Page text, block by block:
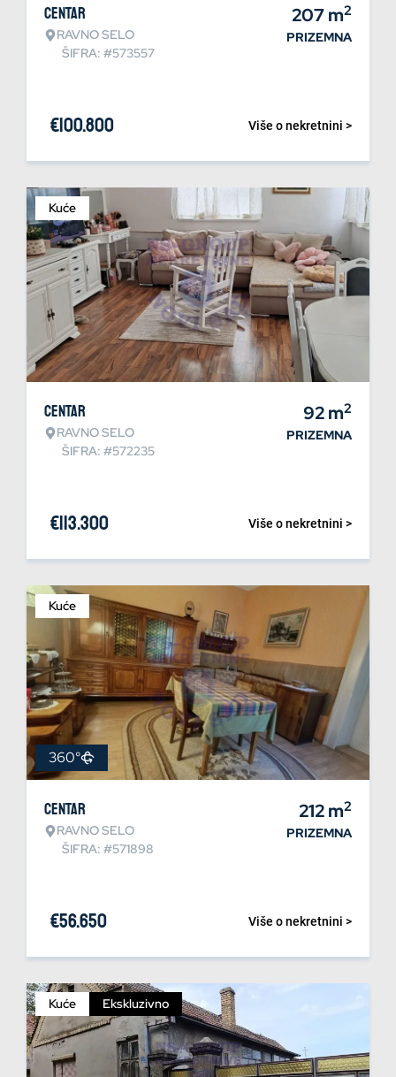
Centar
RAVNO SELO
ŠIFRA: #573557
207m2
PRIZEMNA
Više o nekretnini >
€100.800
Kuće
Centar
RAVNO SELO
ŠIFRA: #572235
92m2
PRIZEMNA
Više o nekretnini >
€113.300
Kuće
360°
Centar
RAVNO SELO
ŠIFRA: #571898
212m2
PRIZEMNA
Više o nekretnini >
€56.650
Kuće Ekskluzivno